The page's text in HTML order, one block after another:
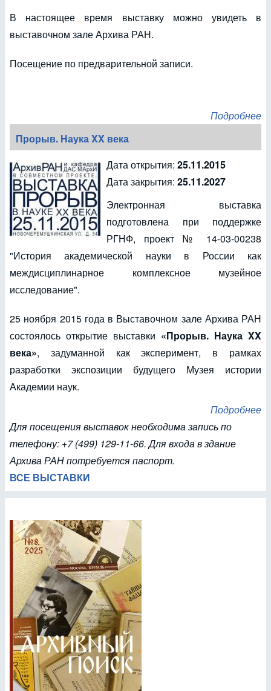
В настоящее время выставку можно увидеть в
выставочном зале Архива РАН.
Посещение по предварительной записи.
Подробнее
Прорыв. Наука XX века
Дата открытия: 25.11.2015
Дата закрытия: 25.11.2027
Электронная выставка
подготовлена при поддержке
РГНФ, проект № 14-03-00238
"История академической науки в России как
междисциплинарное комплексное музейное
исследование".
25 ноября 2015 года в Выставочном зале Архива РАН
состоялось открытие выставки «Прорыв. Наука XX
века», задуманной как эксперимент, в рамках
разработки экспозиции будущего Музея истории
Академии наук.
Подробнее
Для посещения выставок необходима запись по
телефону: +7 (499) 129-11-66. Для входа в здание
Архива РАН потребуется паспорт.
ВСЕ ВЫСТАВКИ